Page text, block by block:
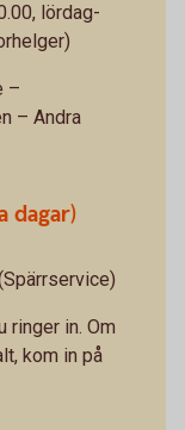
lördag-
–
– Andra
dagar)
ringer in. Om
kom in på